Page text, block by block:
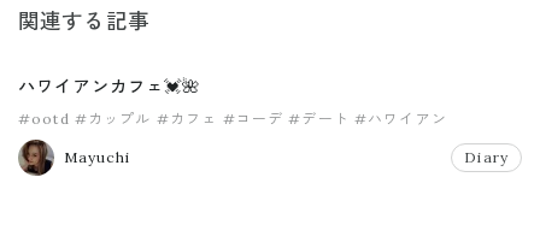
関連する記事
ハワイアンカフェ💓🌺
#ootd #カップル #カフェ #コーデ #デート #ハワイアン
Mayuchi Diary